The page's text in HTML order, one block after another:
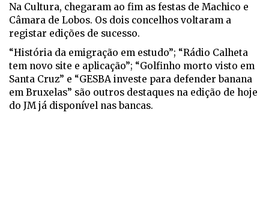
Na Cultura, chegaram ao fim as festas de Machico e
Câmara de Lobos. Os dois concelhos voltaram a
registar edições de sucesso.
“História da emigração em estudo”; “Rádio Calheta
tem novo site e aplicação”; “Golfinho morto visto em
Santa Cruz” e “GESBA investe para defender banana
em Bruxelas” são outros destaques na edição de hoje
do JM já disponível nas bancas.